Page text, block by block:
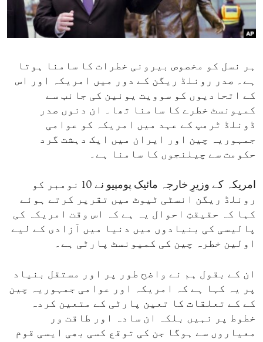
ENVIRONMENT AND HEALTH
IDEALS AND INSTITUTIONS
ہر نسل کو مخصوص بیرونی خطرات کا سامنا ہوتا
ہے۔ صدر رونلڈ ریگن کے دور میں امریکہ اور اس
کے اتحادیوں کو سوویت یونین کی جانب سے
کمیونسٹ خطرے کا سامنا تھا۔ ان دنوں صدر
ڈونلڈ ٹرمپ کے عہد میں امریکہ کو عوامی
جمہوریہ چین اور ایران میں ایک دہشت گرد
حکومت سے چیلنجوں کا سامنا ہے۔
امریکہ کے وزیرِ خارجہ مائیک پومپیو نے 10 نومبر کو
رونلڈ ریگن انسٹی ٹیوٹ میں تقریر کرتے ہوئے
کہا کہ حقیقتِ احوال یہ ہے کہ اس وقت امریکہ کی
پالیسی کی بنیادوں میں دنیا میں آزادی کے لیے
اولین خطرہ چین کی کمیونسٹ پارٹی ہے۔
ان کے بقول ہم نے واضح طور پر اور مستقل بنیاد
پر یہ کہا ہے کہ امریکہ اور عوامی جمہوریہ چین
کے کے تعلقات کا تعین پارٹی کے متعین کردہ
خطوط پر نہیں بلکہ ان سادہ اور طاقت ور
معیاروں سے ہوگا جن کی توقع کسی بھی ایسی قوم